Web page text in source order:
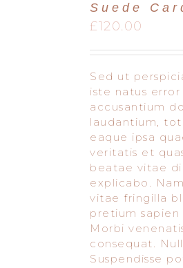
Suede
£120.00
Sed ut
iste natus
accusantium
laudantium,
eaque ipsa
veritatis et
beatae vitae
explicabo.
vitae fringilla
pretium sapien
Morbi
consequat.
Suspendisse